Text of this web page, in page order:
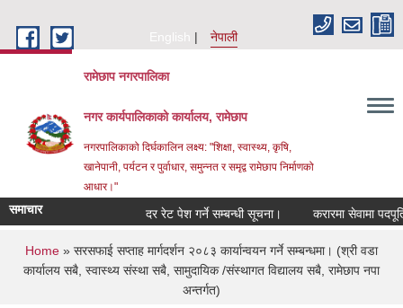
English
नेपाली
रामेछाप नगरपालिका
नगर कार्यपालिकाको कार्यालय, रामेछाप
नगरपालिकाको दिर्घकालिन लक्ष्य: "शिक्षा, स्वास्थ्य, कृषि,
खानेपानी, पर्यटन र पुर्वाधार, समुन्नत र समृद्व रामेछाप निर्माणको
आधार।"
समाचार दर रेट पेश गर्ने सम्बन्धी सूचना। करारमा सेवामा पदपूर्ति
You are here
Home » सरसफाई सप्ताह मार्गदर्शन २०८३ कार्यान्वयन गर्ने सम्बन्धमा। (श्री वडा
कार्यालय सबै, स्वास्थ्य संस्था सबै, सामुदायिक /संस्थागत विद्यालय सबै, रामेछाप नपा
अन्तर्गत)